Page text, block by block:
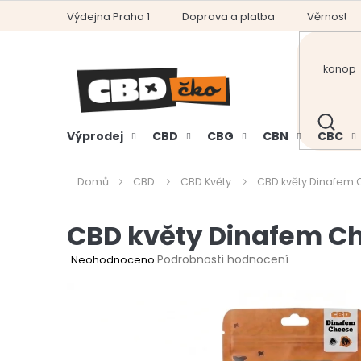
Výdejna Praha 1 Doprava a platba Věrnostní
HLEDAT
Výprodej CBD CBG CBN CBC
Domů CBD CBD Květy CBD květy Dinafem
CBD květy Dinafem
Průměrné
Neohodnoceno Podrobnosti hodnocení